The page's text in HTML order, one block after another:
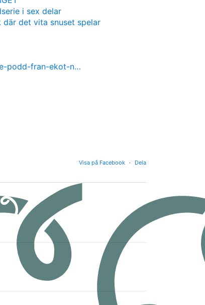
i sex delar
det vita snuset spelar
podd-fran-ekot-n…
Visa på Facebook · Dela